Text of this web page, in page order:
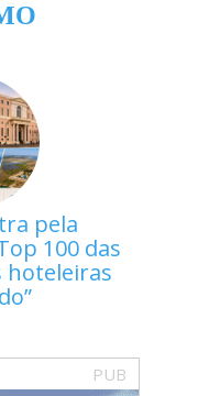
pela
100 das
hoteleiras
PUB